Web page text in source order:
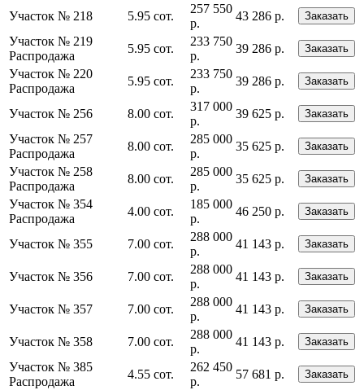
Участок № 218 5.95 сот.
257 550
р.
43 286 р. Заказать
Участок № 219
Распродажа
5.95 сот.
233 750
р.
39 286 р. Заказать
Участок № 220
Распродажа
5.95 сот.
233 750
р.
39 286 р. Заказать
Участок № 256 8.00 сот.
317 000
р.
39 625 р. Заказать
Участок № 257
Распродажа
8.00 сот.
285 000
р.
35 625 р. Заказать
Участок № 258
Распродажа
8.00 сот.
285 000
р.
35 625 р. Заказать
Участок № 354
Распродажа
4.00 сот.
185 000
р.
46 250 р. Заказать
Участок № 355 7.00 сот.
288 000
р.
41 143 р. Заказать
Участок № 356 7.00 сот.
288 000
р.
41 143 р. Заказать
Участок № 357 7.00 сот.
288 000
р.
41 143 р. Заказать
Участок № 358 7.00 сот.
288 000
р.
41 143 р. Заказать
Участок № 385
Распродажа
4.55 сот.
262 450
р.
57 681 р. Заказать